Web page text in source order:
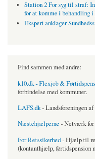
Station 2 For syg til straf:
for at komme i behandling
Ekspert anklager
Find sammen med andre:
k10.dk - Flexjob &
forbindelse med kommuner.
LAFS.dk- Landsforeningen
Næstehjælperne - Netværk
For Retssikerhed- Hjælp til
(kontanthjælp, førtidspension